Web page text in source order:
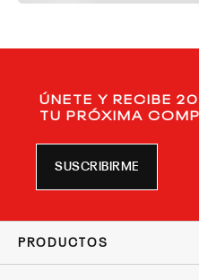
ÚNETE Y RECIBE
TU PRÓXIMA
SUSCRIBIRME
PRODUCTOS